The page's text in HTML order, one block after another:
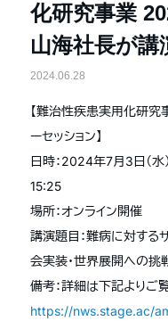
化研究事業
山海社長が講
2024.06.28
【難治性疾患実用化研
ーセッション】
日時：2024年7月3日（
15:25
場所：オンライン開催
講演題目：難病に対する
会実装・世界展開への挑
備考：詳細は下記よりご
https://nws.stage.ac/